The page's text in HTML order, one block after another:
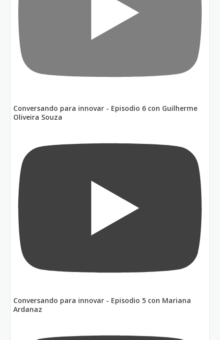
Conversando para innovar - Episodio 6 con Guilherme
Oliveira Souza
Conversando para innovar - Episodio 5 con Mariana
Ardanaz